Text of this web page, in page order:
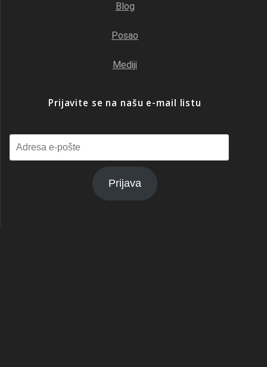
Blog
Posao
Mediji
Prijavite se na našu e-mail listu
pošte
Prijava